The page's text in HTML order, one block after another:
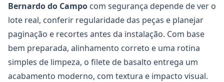
Bernardo do Campo com segurança depende de ver o
lote real, conferir regularidade das peças e planejar
paginação e recortes antes da instalação. Com base
bem preparada, alinhamento correto e uma rotina
simples de limpeza, o filete de basalto entrega um
acabamento moderno, com textura e impacto visual.